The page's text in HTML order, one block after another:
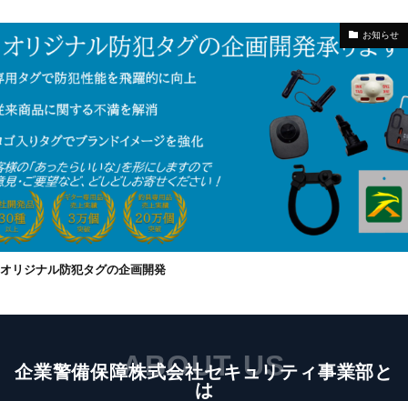
お知らせ
オリジナル防犯タグの企画開発
ABOUT US
企業警備保障株式会社セキュリティ事業部と
は